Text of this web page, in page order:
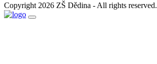
Copyright 2026 ZŠ Dědina - All rights reserved.